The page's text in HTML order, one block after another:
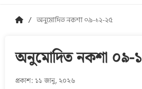
অনুমোদিত নকশা ০৯-১২-২৫
অনুমোদিত নকশা ০৯-
প্রকাশ: ১১ জানু, ২০২৬